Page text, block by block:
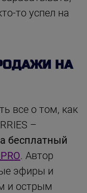
то успел на
НА
все о том, как
–
бесплатный
. Автор
эфиры и
и острым